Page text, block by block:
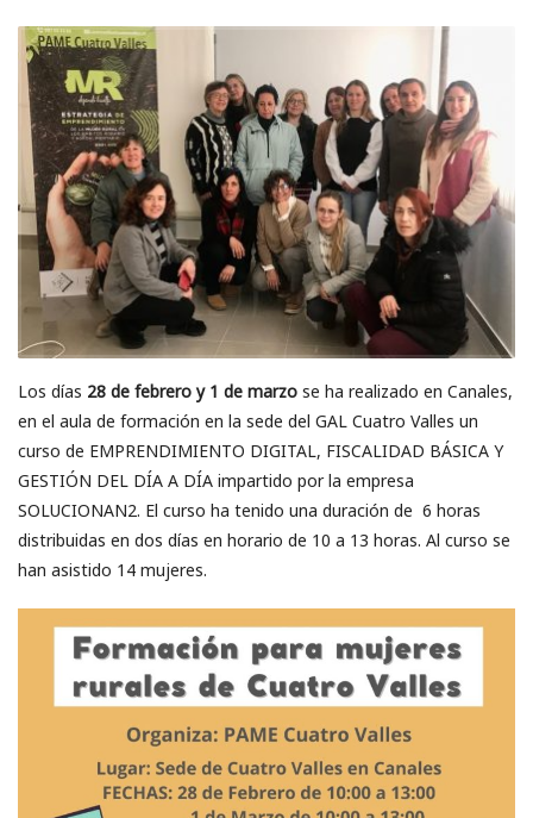
Los días 28 de febrero y 1 de marzo se ha realizado en Canales,
en el aula de formación en la sede del GAL Cuatro Valles un
curso de EMPRENDIMIENTO DIGITAL, FISCALIDAD BÁSICA Y
GESTIÓN DEL DÍA A DÍA impartido por la empresa
SOLUCIONAN2. El curso ha tenido una duración de 6 horas
distribuidas en dos días en horario de 10 a 13 horas. Al curso se
han asistido 14 mujeres.